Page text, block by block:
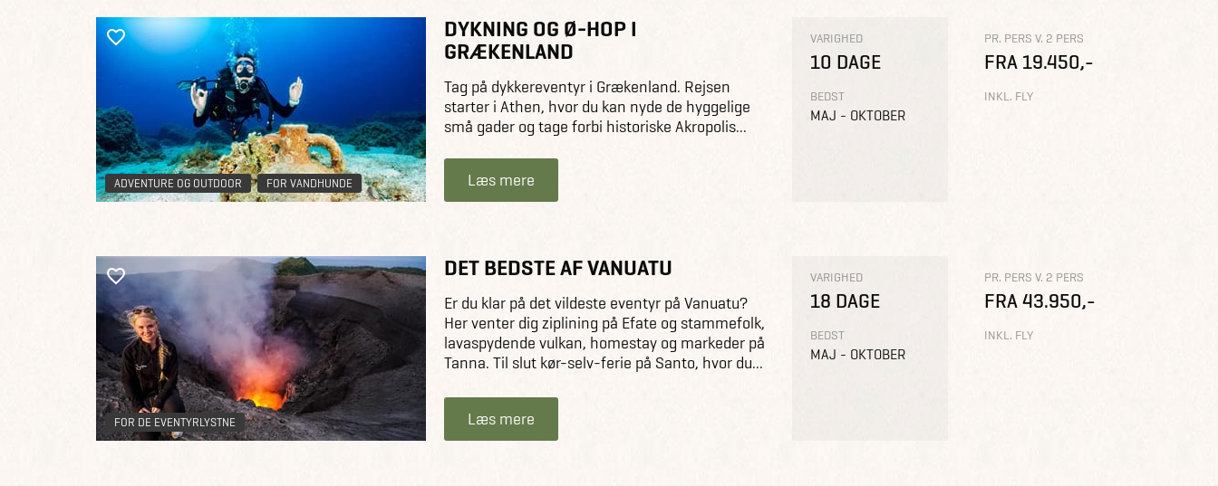
ADVENTURE OG OUTDOOR FOR VANDHUNDE
DYKNING OG Ø-HOP I
GRÆKENLAND
Tag på dykkereventyr i Grækenland. Rejsen
starter i Athen, hvor du kan nyde de hyggelige
små gader og tage forbi historiske Akropolis...
Læs mere
VARIGHED
10 DAGE
BEDST
MAJ - OKTOBER
PR. PERS V. 2 PERS
FRA 19.450,-
INKL. FLY
FOR DE EVENTYRLYSTNE
DET BEDSTE AF VANUATU
Er du klar på det vildeste eventyr på Vanuatu?
Her venter dig ziplining på Efate og stammefolk,
lavaspydende vulkan, homestay og markeder på
Tanna. Til slut kør-selv-ferie på Santo, hvor du...
Læs mere
VARIGHED
18 DAGE
BEDST
MAJ - OKTOBER
PR. PERS V. 2 PERS
FRA 43.950,-
INKL. FLY